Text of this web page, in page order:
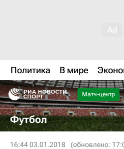
Политика В мире
Матч-центр
Футбол
16:44 03.01.2018 (обновлено: